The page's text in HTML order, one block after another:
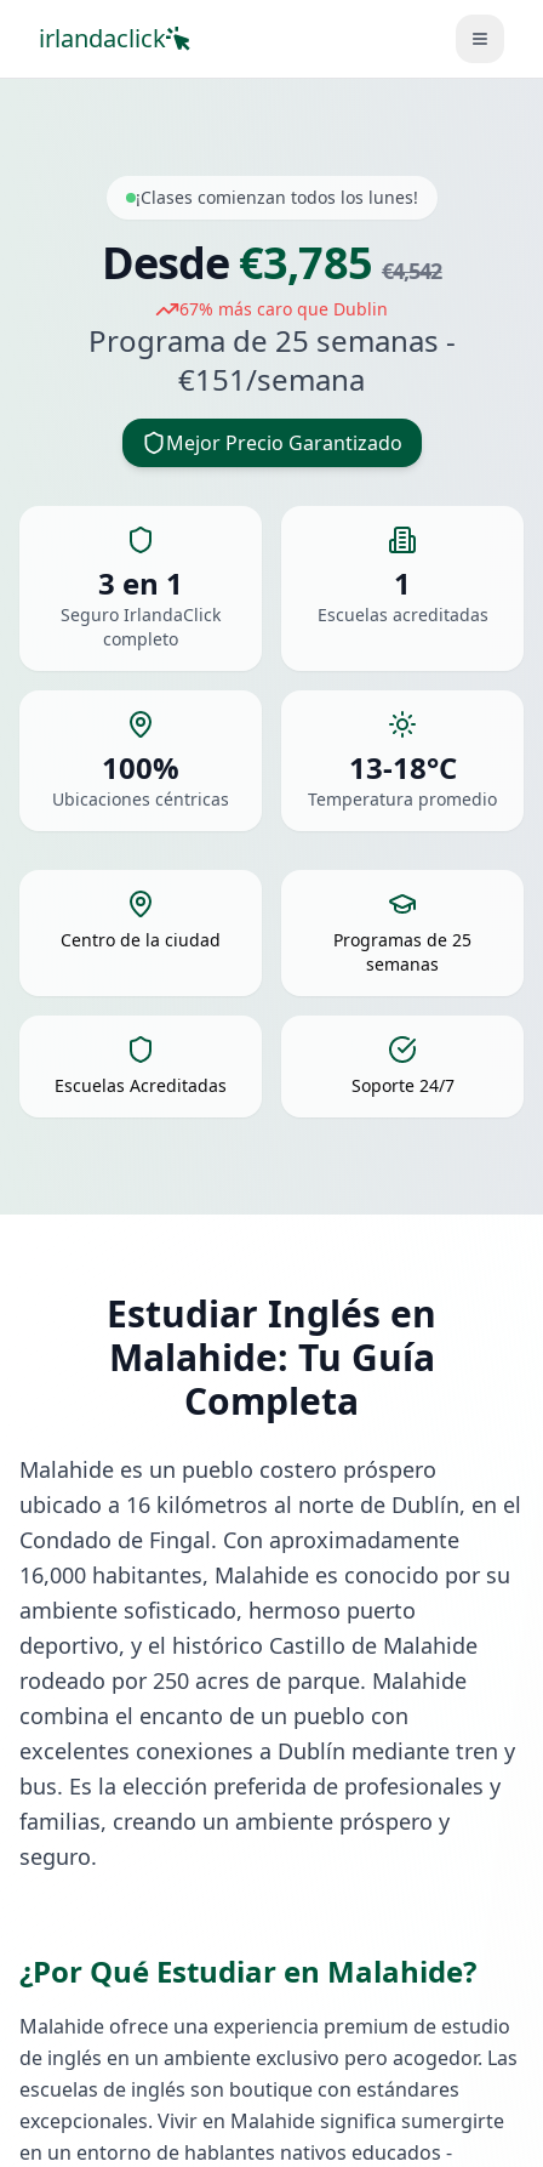
irlandaclick Abrir
¡Clases comienzan todos los lunes!
Desde€3,785 €4,542
67% más caro que Dublin
Programa de 25 semanas -
€151/semana
Mejor Precio Garantizado
3 en 1
Seguro IrlandaClick
completo
1
Escuelas acreditadas
100%
Ubicaciones céntricas
13-18°C
Temperatura promedio
Centro de la ciudad
Programas de 25
semanas
Escuelas Acreditadas Soporte 24/7
Estudiar Inglés en
Malahide: Tu Guía
Completa
Malahide es un pueblo costero próspero
ubicado a 16 kilómetros al norte de Dublín, en el
Condado de Fingal. Con aproximadamente
16,000 habitantes, Malahide es conocido por su
ambiente sofisticado, hermoso puerto
deportivo, y el histórico Castillo de Malahide
rodeado por 250 acres de parque. Malahide
combina el encanto de un pueblo con
excelentes conexiones a Dublín mediante tren y
bus. Es la elección preferida de profesionales y
familias, creando un ambiente próspero y
seguro.
¿Por Qué Estudiar en Malahide?
Malahide ofrece una experiencia premium de estudio
de inglés en un ambiente exclusivo pero acogedor. Las
escuelas de inglés son boutique con estándares
excepcionales. Vivir en Malahide significa sumergirte
en un entorno de hablantes nativos educados -